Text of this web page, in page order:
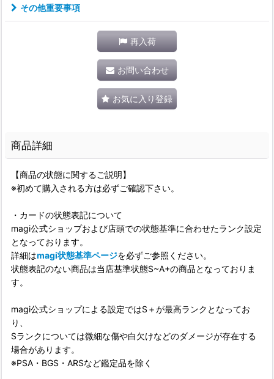
その他重要事項
再入荷
お問い合わせ
お気に入り登録
商品詳細
【商品の状態に関するご説明】
※初めて購入される方は必ずご確認下さい。
・カードの状態表記について
magi公式ショップおよび店頭での状態基準に合わせたランク設定
となっております。
詳細はmagi状態基準ページを必ずご参照ください。
状態表記のない商品は当店基準状態S~A+の商品となっておりま
す。
magi公式ショップによる設定ではS＋が最高ランクとなってお
り、
Sランクについては微細な傷や白欠けなどのダメージが存在する
場合があります。
※PSA・BGS・ARSなど鑑定品を除く